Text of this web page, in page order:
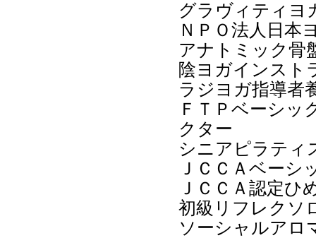
グラヴィティヨ
ＮＰＯ法人日本
アナトミック骨
陰ヨガインスト
ラジヨガ指導者
ＦＴＰベーシッ
クター
シニアピラティ
ＪＣＣＡベーシ
ＪＣＣＡ認定ひ
初級リフレクソ
ソーシャルアロ